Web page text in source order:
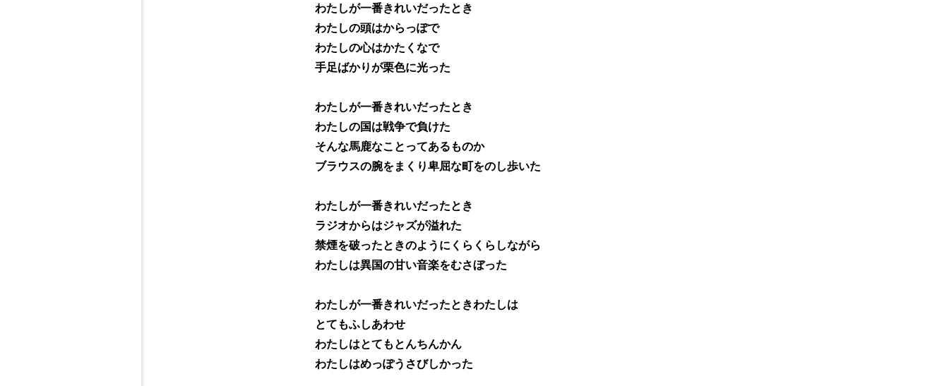
わたしが一番きれいだったとき
わたしの頭はからっぽで
わたしの心はかたくなで
手足ばかりが栗色に光った
わたしが一番きれいだったとき
わたしの国は戦争で負けた
そんな馬鹿なことってあるものか
ブラウスの腕をまくり卑屈な町をのし歩いた
わたしが一番きれいだったとき
ラジオからはジャズが溢れた
禁煙を破ったときのようにくらくらしながら
わたしは異国の甘い音楽をむさぼった
わたしが一番きれいだったときわたしは
とてもふしあわせ
わたしはとてもとんちんかん
わたしはめっぽうさびしかった